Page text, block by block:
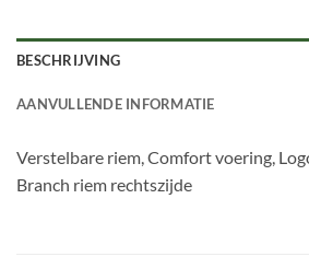
BESCHRIJVING
AANVULLENDE INFORMATIE
Verstelbare riem, Comfort voering,
Branch riem rechtszijde